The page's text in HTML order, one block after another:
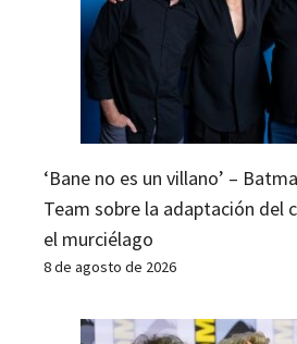
‘Bane no es un villano’ –
Team sobre la adaptación del
el murciélago
8 de agosto de 2026